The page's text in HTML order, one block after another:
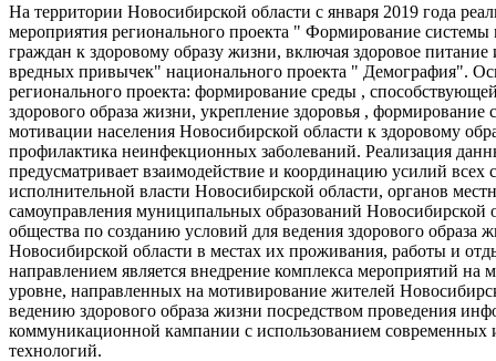
На территории Новосибирской области с января 2019 года
мероприятия регионального проекта " Формирование
граждан к здоровому образу жизни, включая здоровое питание
вредных привычек" национального проекта " Демография".
регионального проекта: формирование среды ,
здорового образа жизни, укрепление здоровья , формирование
мотивации населения Новосибирской области к здоровому
профилактика неинфекционных заболеваний. Реализация
предусматривает взаимодействие и координацию усилий всех
исполнительной власти Новосибирской области, органов
самоуправления муниципальных образований Новосибирской
общества по созданию условий для ведения здорового образа
Новосибирской области в местах их проживания, работы и
направлением является внедрение комплекса мероприятий на
уровне, направленных на мотивирование жителей
ведению здорового образа жизни посредством проведения
коммуникационной кампании с использованием
технологий.